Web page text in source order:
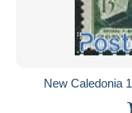
New Caledonia